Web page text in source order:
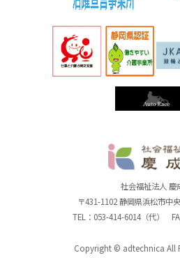
社会福祉法人 慶
〒431-1102 静岡県浜松市中
TEL：053-414-6014（代）
Copyright © adtechnica All